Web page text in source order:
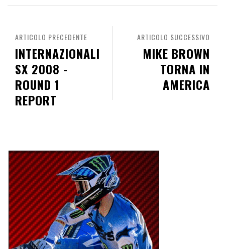
ARTICOLO SUCCESSIVO
MIKE BROWN
TORNA IN
AMERICA
ARTICOLO PRECEDENTE
INTERNAZIONALI
SX 2008 -
ROUND 1
REPORT